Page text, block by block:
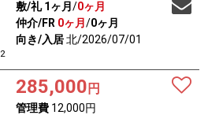
2
敷/礼 1ヶ月 /0ヶ月
仲介/FR 0ヶ月 /0ヶ月
向き/入居北/2026/07/01
285,000 円
管理費12,000円